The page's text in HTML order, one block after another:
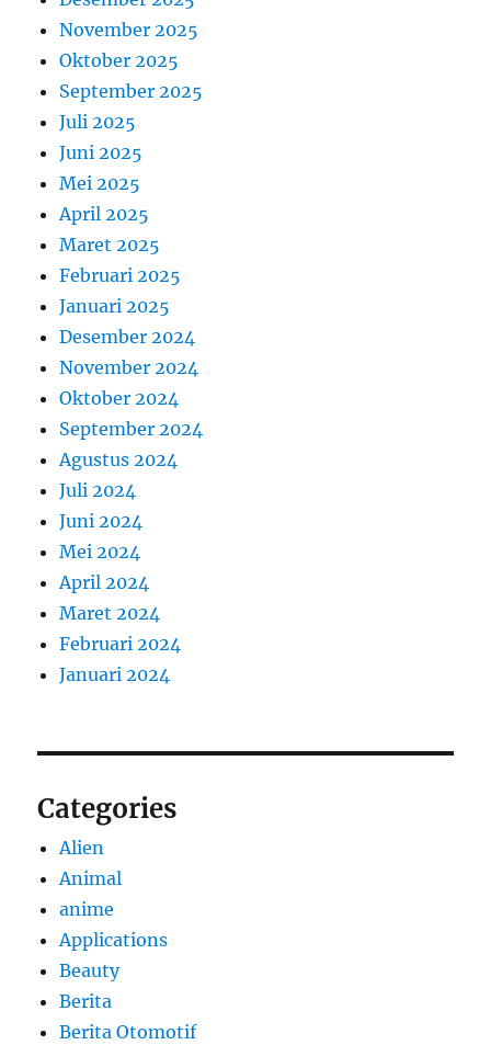
November 2025
Oktober 2025
September 2025
Juli 2025
Juni 2025
Mei 2025
April 2025
Maret 2025
Februari 2025
Januari 2025
Desember 2024
November 2024
Oktober 2024
September 2024
Agustus 2024
Juli 2024
Juni 2024
Mei 2024
April 2024
Maret 2024
Februari 2024
Januari 2024
Categories
Alien
Animal
anime
Applications
Beauty
Berita
Berita Otomotif